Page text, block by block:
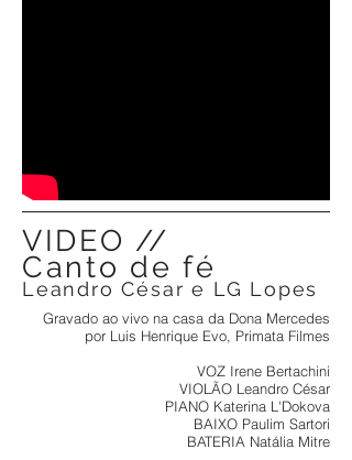
VIDEO //
Canto de fé
Leandro César e LG Lopes
Gravado ao vivo na casa da Dona Mercedes
por Luis Henrique Evo, Primata Filmes
VOZ Irene Bertachini
VIOLÃO Leandro César
PIANO Katerina L'Dokova
BAIXO Paulim Sartori
BATERIA Natália Mitre